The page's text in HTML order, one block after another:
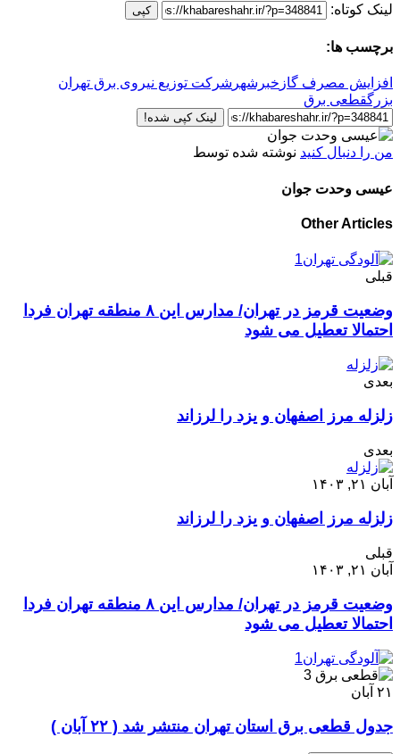
لینک کوتاه: کپی
برچسب ها:
افزایش مصرف گاز خبرشهر شرکت توزیع نیروی برق تهران
بزرگقطعی برق
لینک کپی شده!
من را دنبال کنید نوشته شده توسط
عیسی وحدت جوان
Other Articles
قبلی
وضعیت قرمز در تهران/ مدارس این ۸ منطقه تهران فردا
احتمالا تعطیل می شود
بعدی
زلزله مرز اصفهان و یزد را لرزاند
بعدی
آبان ۲۱, ۱۴۰۳
زلزله مرز اصفهان و یزد را لرزاند
قبلی
آبان ۲۱, ۱۴۰۳
وضعیت قرمز در تهران/ مدارس این ۸ منطقه تهران فردا
احتمالا تعطیل می شود
۲۱ آبان
جدول قطعی برق استان تهران منتشر شد ( ۲۲ آبان )